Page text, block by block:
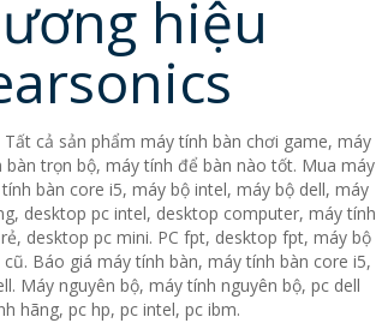
hiệu
Tất cả sản phẩm máy tính bàn chơi game, máy
trọn bộ, máy tính để bàn nào tốt. Mua máy
bàn core i5, máy bộ intel, máy bộ dell, máy
desktop pc intel, desktop computer, máy tính
desktop pc mini. PC fpt, desktop fpt, máy bộ
Báo giá máy tính bàn, máy tính bàn core i5,
Máy nguyên bộ, máy tính nguyên bộ, pc dell
hãng, pc hp, pc intel, pc ibm.